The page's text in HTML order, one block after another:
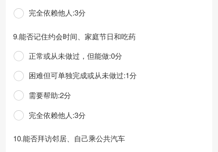
完全依赖他人:3分
9.能否记住约会时间、家庭节日和吃药
正常或从未做过，但能做:0分
困难但可单独完成或从未做过:1分
需要帮助:2分
完全依赖他人:3分
10.能否拜访邻居、自己乘公共汽车